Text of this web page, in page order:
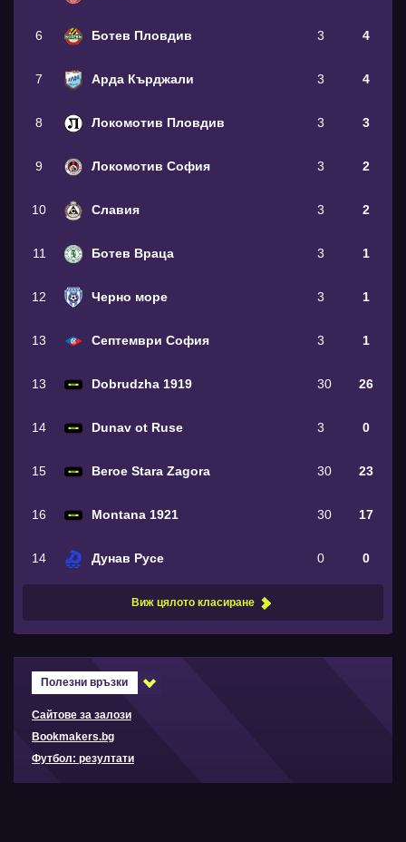
6 Ботев Пловдив 3 4
7 Арда Кърджали 3 4
8 Локомотив Пловдив 3 3
9 Локомотив София 3 2
10 Славия 3 2
11 Ботев Враца 3 1
12 Черно море 3 1
13 Септември София 3 1
13 Dobrudzha 1919 30 26
14 Dunav ot Ruse 3 0
15 Beroe Stara Zagora 30 23
16 Montana 1921 30 17
14 Дунав Русе 0 0
Виж цялото класиране
Полезни връзки
Сайтове за залози
Bookmakers.bg
Футбол: резултати